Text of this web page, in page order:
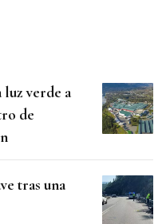
verde a
de
tras una